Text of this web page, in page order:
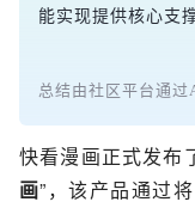
能实现提供核心支撑
总结由社区平台通
快看漫画正式发
画”，该产品通过